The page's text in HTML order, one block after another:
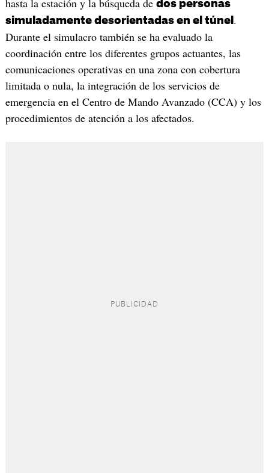
dos personas
simuladamente desorientadas en el túnel .
Durante el simulacro también se ha evaluado la
coordinación entre los diferentes grupos actuantes, las
comunicaciones operativas en una zona con cobertura
limitada o nula, la integración de los servicios de
emergencia en el Centro de Mando Avanzado (CCA) y los
procedimientos de atención a los afectados.